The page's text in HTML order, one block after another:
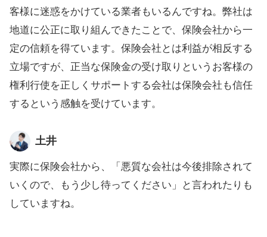
客様に迷惑をかけている業者もいるんですね。弊社は
地道に公正に取り組んできたことで、保険会社から一
定の信頼を得ています。保険会社とは利益が相反する
立場ですが、正当な保険金の受け取りというお客様の
権利行使を正しくサポートする会社は保険会社も信任
するという感触を受けています。
土井
実際に保険会社から、「悪質な会社は今後排除されて
いくので、もう少し待ってください」と言われたりも
していますね。